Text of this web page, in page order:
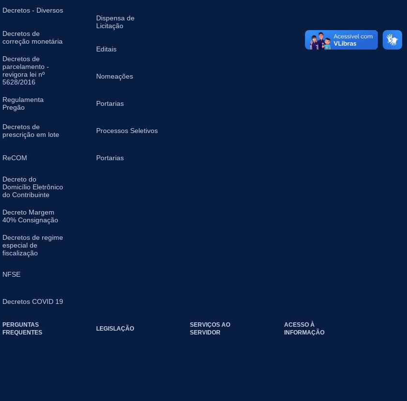
Decretos - Diversos
Decretos de
correção monetária
Decretos de
parcelamento -
revigora lei nº
5628/2016
Regulamenta
Pregão
Decretos de
prescrição em lote
ReCOM
Decreto do
Domicílio Eletrônico
do Contribuinte
Decreto Margem
40% Consignação
Decretos de regime
especial de
fiscalização
NFSE
Decretos COVID 19
Dispensa de
Licitação
Editais
Nomeações
Portarias
Processos Seletivos
Portarias
PERGUNTAS
FREQUENTES
LEGISLAÇÃO
SERVIÇOS AO
SERVIDOR
ACESSO À
INFORMAÇÃO